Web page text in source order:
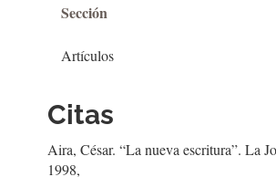
Sección
Artículos
Citas
Aira, César. “La nueva escritura”. La
1998,